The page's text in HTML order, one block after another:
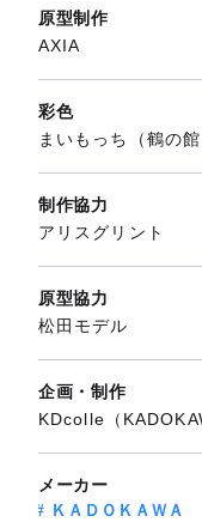
原型制作
AXIA
彩色
まいもっち（鶴の館
制作協力
アリスグリント
原型協力
松田モデル
企画・制作
KDcolle（
メーカー
ＫＡＤＯＫＡＷＡ